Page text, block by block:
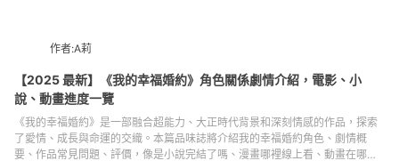
作者:A莉
【2025 最新】《我的幸福婚約》角色關係劇情介紹，電影、小
說、動畫進度一覽
《我的幸福婚約》是一部融合超能力、大正時代背景和深刻情感的作品，探索
了愛情、成長與命運的交織。本篇品味誌將介紹我的幸福婚約角色、劇情概
要、作品常見問題、評價，像是小說完結了嗎、漫畫哪裡線上看、動畫在哪看